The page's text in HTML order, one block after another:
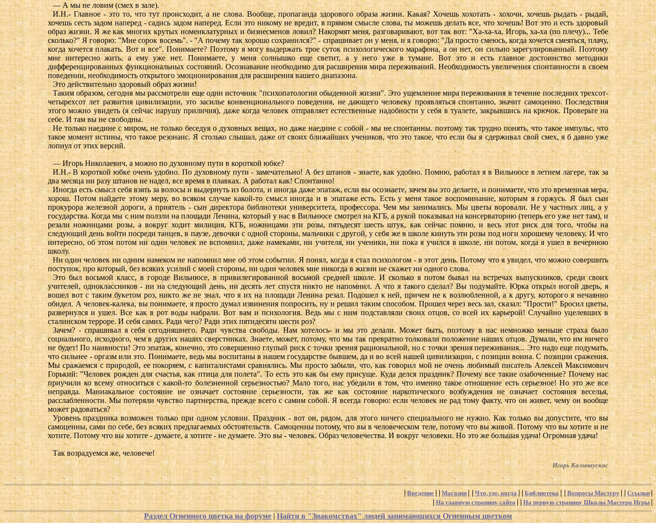
— А мы не ловим (смех в зале).
И.Н.- Главное - это то, что тут происходит, а не слова. Вообще, пропаганда здорового образа жизни. Какая? Хочешь хохотать - хохочи, хочешь рыдать - рыдай,
хочешь сесть задом наперед - садись задом наперед. Если это никому не вредит, в прямом смысле слова, ты можешь делать все, что хочешь! Вот это и есть здоровый
образ жизни. Я же как многих крутых номенклатурных и бизнесменов ловил? Накормят меня, разговаривают, вот так вот: "Ха-ха-ха, Игорь, ха-ха (по плечу)... Тебе
сколько?" Я говорю: "Мне сорок восемь". - "А почему так хорошо сохранился?" - спрашивает он у меня, и я говорю: "Да просто смеюсь, когда хочется смеяться, плачу,
когда хочется плакать. Вот и все". Понимаете? Поэтому я могу выдержать трое суток психологического марафона, а он нет, он сильно зарегулированный. Поэтому
мне интересно жить, а ему уже нет. Понимаете, у меня солнышко еще светит, а у него уже в тумане. Вот это и есть главное достоинство методики
дифференцированных функциональных состояний. Осознавание необходимо для расширения мира переживаний. Необходимость увеличения спонтанности в своем
поведении, необходимость открытого эмоционирования для расширения вашего диапазона.
Это действительно здоровый образ жизни!
Таким образом, сегодня мы рассмотрели еще один источник "психопатологии обыденной жизни". Это ущемление мира переживания в течение последних трехсот-
четырехсот лет развития цивилизации, это засилье конвенционального поведения, не дающего человеку проявляться спонтанно, значит самоценно. Последствия
этого можно увидеть (я сейчас нарушу приличия), даже когда человек отправляет естественные надобности у себя в туалете, закрывшись на крючок. Проверьте на
себе. И там вы не свободны.
Не только наедине с миром, не только беседуя о духовных вещах, но даже наедине с собой - мы не спонтанны. поэтому так трудно понять, что такое импульс, что
такое момент истины, что такое резонанс. Я столько слышал, даже от своих ближайших учеников, что это такое, что если бы я сдерживал свой смех, я б давно уже
лопнул от этих версий.
— Игорь Николаевич, а можно по духовному пути в короткой юбке?
И.Н.- В короткой юбке очень удобно. По духовному пути - замечательно! А без штанов - знаете, как удобно. Помню, работал я в Вильнюсе в летнем лагере, так за
два месяца ни разу штанов не надел, все время в плавках. А работал как! Спонтанно!
Иногда есть смысл себя взять за волосы и выдернуть из болота, и иногда даже эпатаж, если вы осознаете, зачем вы это делаете, и понимаете, что это временная мера,
хорош. Потом найдете этому меру, во всяком случае какой-то смысл иногда и в эпатаже есть. Есть у меня такое воспоминание, которым я горжусь. Я был сын
прокурора железной дороги, а приятель - сын директора библиотеки университета, профессора. Чем мы занимались. Мы цветы воровали. Не у частных лиц, а у
государства. Когда мы с ним ползли на площади Ленина, который у нас в Вильнюсе смотрел на КГБ, а рукой показывал на консерваторию (теперь его уже нет там), и
резали ножницами розы, а вокруг ходит милиция, КГБ, ножницами эти розы, пятьдесят шесть штук, как сейчас помню, и весь этот риск для того, чтобы на
следующий день войти посреди танцев, в паузе, девочки с одной стороны, мальчики с другой, у себя же в школе кинуть эти розы под ноги хорошему человеку. И что
интересно, об этом потом ни один человек не вспомнил, даже намеками, ни учителя, ни ученики, ни пока я учился в школе, ни потом, когда я ушел в вечернюю
школу.
Ни один человек ни одним намеком не напомнил мне об этом событии. Я понял, когда я стал психологом - в этот день. Потому что я увидел, что можно совершить
поступок, про который, без всяких усилий с моей стороны, ни один человек мне никогда в жизни не скажет ни одного слова.
Это был восьмой класс, в городе Вильнюсе, в привилегированной восьмой средней школе. И сколько я потом бывал на встречах выпускников, среди своих
учителей, одноклассников - ни на следующий день, ни десять лет спустя никто не напомнил. А что я такого сделал? Вы подумайте. Юрка открыл ногой дверь, я
вошел вот с таким букетом роз, никто же не знал, что я их на площади Ленина резал. Подошел к ней, причем не к возлюбленной, а к другу, которого я нечаянно
обидел. А человек-калека, вы понимаете, я просто думал извинения попросить, ну и решил таким способом. Прошел через весь зал, сказал: "Прости!" Бросил цветы,
развернулся и ушел. Все как в рот воды набрали. Вот вам и психология. Ведь мы с ним подставляли своих отцов, со всей их карьерой! Случайно уцелевших в
сталинском терроре. И себя самих. Ради чего? Ради этих пятидесяти шести роз?
Зачем? - спрашивал я себя сегодняшнего. Ради чувства свободы. Нам хотелось- и мы это делали. Может быть, поэтому в нас немножко меньше страха было
социального, исходного, чем в других наших сверстниках. Знаете, может, потому, что мы так превратно толковали положение наших отцов. Думали, что им ничего
не будет! По наивности! Это эпатаж, конечно, это совершенно глупый риск с точки зрения рациональной, но с точки зрения переживания... Это надо еще подумать,
что сильнее - оргазм или это. Понимаете, ведь мы воспитаны в нашем государстве бывшем, да и во всей нашей цивилизации, с позиции воина. С позиции сражения.
Мы сражаемся с природой, ее покоряем, с капиталистами сравнялись. Мы просто забыли, что, как говорил мой не очень любимый писатель Алексей Максимович
Горький: "Человек рожден для счастья, как птица для полета". То есть это как бы ему присуще. Куда делся праздник? Почему все такие озабоченные? Почему нас
приучили ко всему относиться с какой-то болезненной серьезностью? Мало того, нас убедили в том, что именно такое отношение есть серьезное! Но это же все
неправда. Маниакальное состояние не означает состояние серьезности, так же как состояние наркотического возбуждения не означает состояния веселья,
расслабленности. Мы потеряли чувство партнерства, прежде всего с самим собой. Я всегда говорю: если человек не рад тому факту, что он живет, чему он вообще
может радоваться?
Уровень праздника возможен только при одном условии. Праздник - вот он, рядом, для этого ничего специального не нужно. Как только вы допустите, что вы
самоценны, сами по себе, без всяких предлагаемых обстоятельств. Самоценны потому, что вы в человеческом теле, потому что вы живой. Потому что вы хотите и не
хотите. Потому что вы хотите - думаете, а хотите - не думаете. Это вы - человек. Образ человечества. И вокруг человеки. Но это же большая удача! Огромная удача!
Так возрадуемся же, человече!
Игорь Калинаускас
Введение Магазин Что, где, когда Библиотека Вопросы Мастеру
Ссылки
На главную страницу сайта
На первую страницу Школы Мастера Игры
Раздел Огненного цветка на форуме |Найти в "Знакомствах" людей занимающихся Огненным цветком